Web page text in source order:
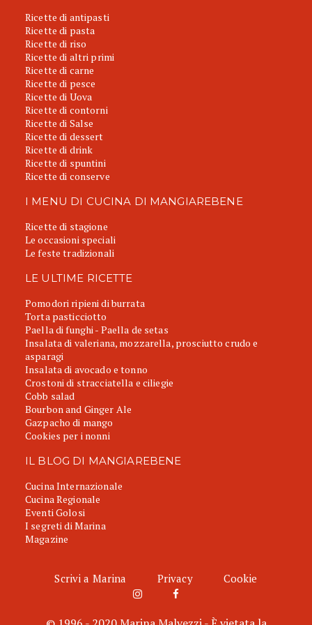
Ricette di antipasti
Ricette di pasta
Ricette di riso
Ricette di altri primi
Ricette di carne
Ricette di pesce
Ricette di Uova
Ricette di contorni
Ricette di Salse
Ricette di dessert
Ricette di drink
Ricette di spuntini
Ricette di conserve
I MENU DI CUCINA DI MANGIAREBENE
Ricette di stagione
Le occasioni speciali
Le feste tradizionali
LE ULTIME RICETTE
Pomodori ripieni di burrata
Torta pasticciotto
Paella di funghi - Paella de setas
Insalata di valeriana, mozzarella, prosciutto crudo e
asparagi
Insalata di avocado e tonno
Crostoni di stracciatella e ciliegie
Cobb salad
Bourbon and Ginger Ale
Gazpacho di mango
Cookies per i nonni
IL BLOG DI MANGIAREBENE
Cucina Internazionale
Cucina Regionale
Eventi Golosi
I segreti di Marina
Magazine
Scrivi a Marina Privacy Cookie